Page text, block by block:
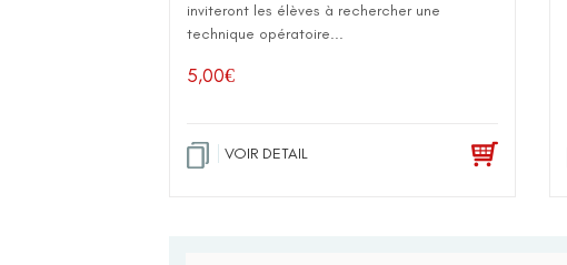
inviteront les élèves à rechercher une
technique opératoire...
5,00€
VOIR DETAIL